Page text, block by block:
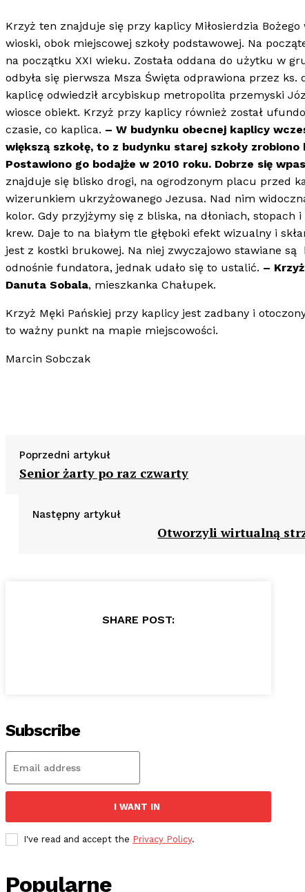
Krzyż ten znajduje się przy kaplicy Miłosierdzia
wioski, obok miejscowej szkoły podstawowej. Na
na początku XXI wieku. Została oddana do użytku w
odbyła się pierwsza Msza Święta odprawiona przez
kaplicę odwiedził arcybiskup metropolita przemyski
wiosce obiekt. Krzyż przy kaplicy również został
czasie, co kaplica. – W budynku obecnej kaplicy
większą szkołę, to z budynku starej szkoły
Postawiono go bodajże w 2010 roku. Dobrze się
znajduje się blisko drogi, na ogrodzonym placu przed
wizerunkiem ukrzyżowanego Jezusa. Nad nim
kolor. Gdy przyjżymy się z bliska, na dłoniach,
krew. Daje to na białym tle głęboki efekt wizualny i
jest z kostki brukowej. Na niej zwyczajowo stawiane
odnośnie fundatora, jednak udało się to ustalić. –
Danuta Sobala, mieszkanka Chałupek.
Krzyż Męki Pańskiej przy kaplicy jest zadbany i
to ważny punkt na mapie miejscowości.
Marcin Sobczak
Poprzedni artykuł
Senior żarty po raz czwarty
Następny artykuł
Otworzyli wirtualną
SHARE POST:
Subscribe
I WANT IN
I've read and accept the Privacy Policy.
Popularne